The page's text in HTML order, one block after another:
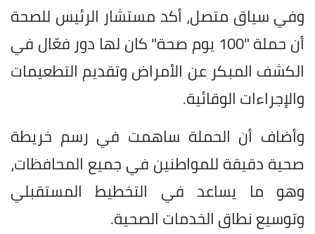
وفي سياق متصل، أكد مستشار الرئيس للصحة
أن حملة "100 يوم صحة" كان لها دور فعّال في
الكشف المبكر عن الأمراض وتقديم التطعيمات
والإجراءات الوقائية.
وأضاف أن الحملة ساهمت في رسم خريطة
صحية دقيقة للمواطنين في جميع المحافظات،
وهو ما يساعد في التخطيط المستقبلي
وتوسيع نطاق الخدمات الصحية.